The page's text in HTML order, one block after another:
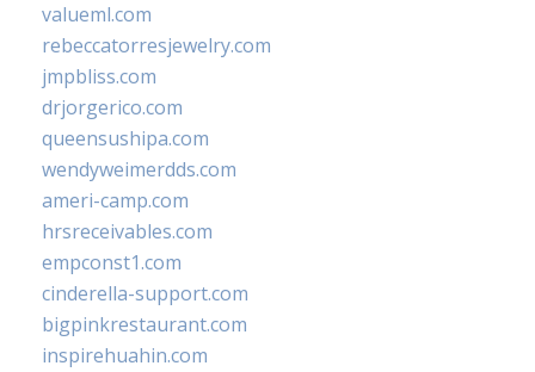
valueml.com
rebeccatorresjewelry.com
jmpbliss.com
drjorgerico.com
queensushipa.com
wendyweimerdds.com
ameri-camp.com
hrsreceivables.com
empconst1.com
cinderella-support.com
bigpinkrestaurant.com
inspirehuahin.com